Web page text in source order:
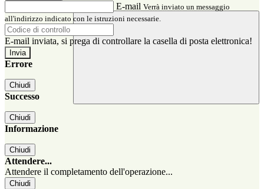
E-mail Verrà inviato un messaggio
all'indirizzo indicato con le istruzioni necessarie.
E-mail inviata, si prega di controllare la casella di posta elettronica!
Errore
Chiudi
Successo
Chiudi
Informazione
Chiudi
Attendere...
Attendere il completamento dell'operazione...
Chiudi